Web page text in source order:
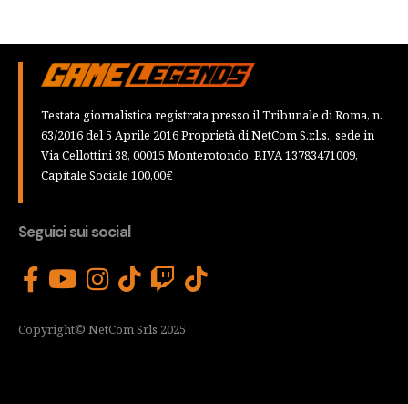
Testata giornalistica registrata presso il Tribunale di Roma, n.
63/2016 del 5 Aprile 2016 Proprietà di NetCom S.r.l.s., sede in
Via Cellottini 38, 00015 Monterotondo, P.IVA 13783471009,
Capitale Sociale 100,00€
Seguici sui social
Copyright© NetCom Srls 2025